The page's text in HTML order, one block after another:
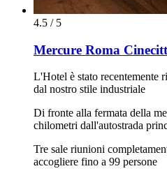
4.5 / 5
Mercure Roma
L'Hotel è stato recentemente
dal nostro stile industriale
Di fronte alla fermata della
chilometri dall'autostrada
Tre sale riunioni
accogliere fino a 99 persone